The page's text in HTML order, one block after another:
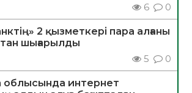
6 0
2 қызметкері пара алғаны
шығарылды
5 0
интернет